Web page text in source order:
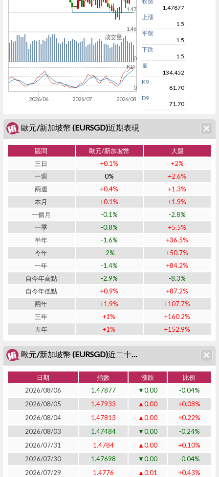
成交量
KD
2026/06 2026/07 2026/08
1.46
1.47
0
0
1.47877
上漲
1.5
平盤
1.5
下跌
1.5
量
134,452
K9
81.70
D9
71.70
歐元/新加坡幣 (EURSGD)近期表現
區間 歐元/新加坡幣
大盤
三日
+0.1%
+2%
一週
0%
+2.6%
兩週
+0.4%
+1.3%
本月
+0.1%
+1.9%
一個月
-0.1%
-2.8%
一季
-0.8%
+5.5%
半年
-1.6%
+36.5%
今年
-2%
+50.7%
一年
-1.4%
+84.2%
自今年高點
-2.9%
-8.3%
自今年低點
+0.9%
+87.2%
兩年
+1.9%
+107.7%
三年
+1%
+160.2%
五年
+1% +152.9%
歐元/新加坡幣 (EURSGD)近二十日表現
日期 指數 漲跌
比例
2026/08/06
1.47877 ▼0.00
-0.04%
2026/08/05
1.47933 ▲0.00
+0.08%
2026/08/04
1.47813 ▲0.00
+0.22%
2026/08/03
1.47484 ▼0.00
-0.24%
2026/07/31
1.4784 ▲0.00
+0.10%
2026/07/30
1.47698 ▼0.00
-0.04%
2026/07/29
1.4776 ▲0.01
+0.43%